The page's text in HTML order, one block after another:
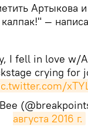
Артыкова и
—
I fell in love w/
crying for
августа 2016 г.